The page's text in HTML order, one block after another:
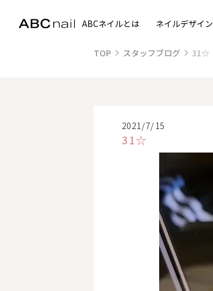
ABCネイルとは ネイルデザイン
TOP スタッフブログ 31☆
2021/7/15
31☆